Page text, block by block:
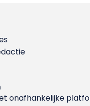
onafhankelijke